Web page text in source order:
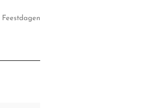
Feestdagen